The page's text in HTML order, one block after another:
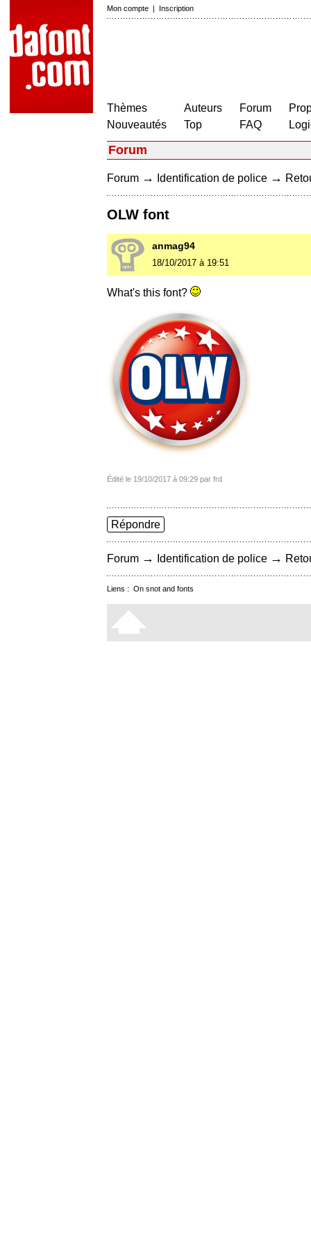
Mon compte | Inscription
Thèmes
Nouveautés
Auteurs
Top
Forum
FAQ
Forum
Forum → Identification de police →
OLW font
anmag94
18/10/2017 à 19:51
What's this font?
Édité le 19/10/2017 à 09:29 par frd
Répondre
Forum → Identification de police →
Liens : On snot and fonts